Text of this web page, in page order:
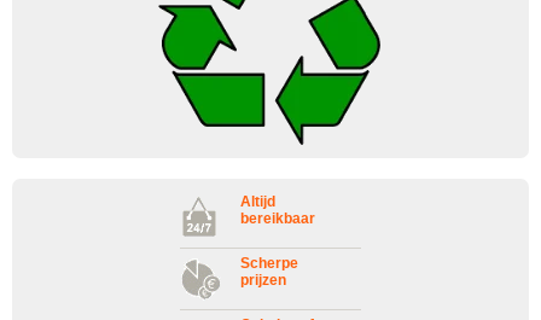
Altijd
bereikbaar
Scherpe
prijzen